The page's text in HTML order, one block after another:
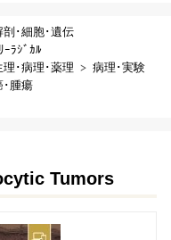
剖･細胞･遺伝
ｰﾗｼﾞｶﾙ
理･病理･薬理
病理･実験
･腫瘍
Tumors